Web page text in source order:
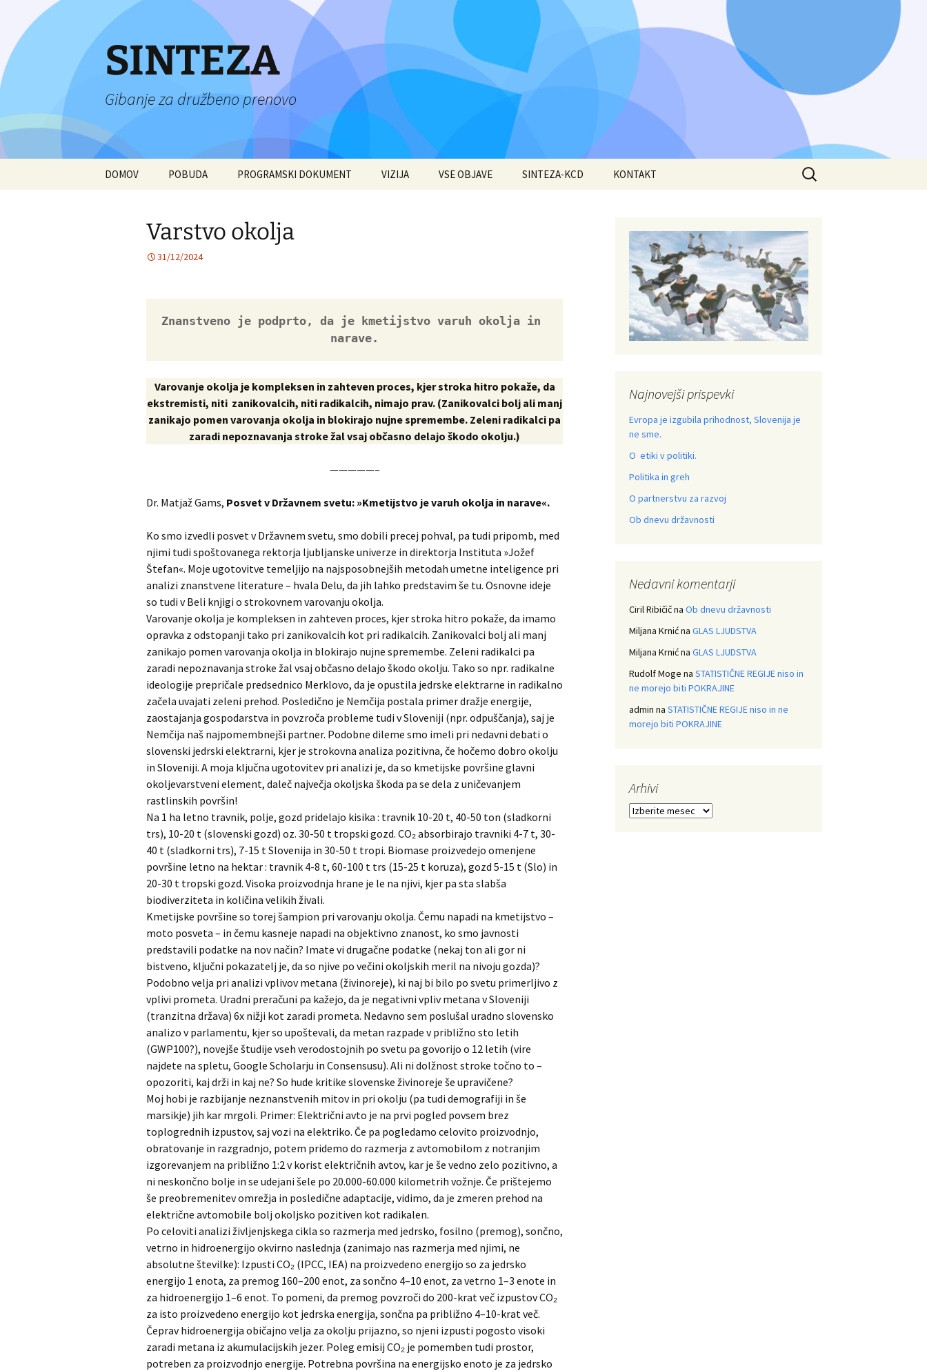
vsebino
SINTEZA
Gibanje za družbeno prenovo
DOMOV POBUDA PROGRAMSKI DOKUMENT VIZIJA VSE OBJAVE SINTEZA-KCD KONTAKT
Išči:
Varstvo okolja
31/12/2024
Znanstveno je podprto, da je kmetijstvo varuh okolja in
narave.
Varovanje okolja je kompleksen in zahteven proces, kjer stroka hitro pokaže, da
ekstremisti, niti zanikovalcih, niti radikalcih, nimajo prav. (Zanikovalci bolj ali manj
zanikajo pomen varovanja okolja in blokirajo nujne spremembe. Zeleni radikalci pa
zaradi nepoznavanja stroke žal vsaj občasno delajo škodo okolju.)
—————–
Dr. Matjaž Gams, Posvet v Državnem svetu: »Kmetijstvo je varuh okolja in narave«.
Ko smo izvedli posvet v Državnem svetu, smo dobili precej pohval, pa tudi pripomb, med
njimi tudi spoštovanega rektorja ljubljanske univerze in direktorja Instituta »Jožef
Štefan«. Moje ugotovitve temeljijo na najsposobnejših metodah umetne inteligence pri
analizi znanstvene literature – hvala Delu, da jih lahko predstavim še tu. Osnovne ideje
so tudi v Beli knjigi o strokovnem varovanju okolja.
Varovanje okolja je kompleksen in zahteven proces, kjer stroka hitro pokaže, da imamo
opravka z odstopanji tako pri zanikovalcih kot pri radikalcih. Zanikovalci bolj ali manj
zanikajo pomen varovanja okolja in blokirajo nujne spremembe. Zeleni radikalci pa
zaradi nepoznavanja stroke žal vsaj občasno delajo škodo okolju. Tako so npr. radikalne
ideologije prepričale predsednico Merklovo, da je opustila jedrske elektrarne in radikalno
začela uvajati zeleni prehod. Posledično je Nemčija postala primer dražje energije,
zaostajanja gospodarstva in povzroča probleme tudi v Sloveniji (npr. odpuščanja), saj je
Nemčija naš najpomembnejši partner. Podobne dileme smo imeli pri nedavni debati o
slovenski jedrski elektrarni, kjer je strokovna analiza pozitivna, če hočemo dobro okolju
in Sloveniji. A moja ključna ugotovitev pri analizi je, da so kmetijske površine glavni
okoljevarstveni element, daleč največja okoljska škoda pa se dela z uničevanjem
rastlinskih površin!
Na 1 ha letno travnik, polje, gozd pridelajo kisika : travnik 10-20 t, 40-50 ton (sladkorni
trs), 10-20 t (slovenski gozd) oz. 30-50 t tropski gozd. CO₂ absorbirajo travniki 4-7 t, 30-
40 t (sladkorni trs), 7-15 t Slovenija in 30-50 t tropi. Biomase proizvedejo omenjene
površine letno na hektar : travnik 4-8 t, 60-100 t trs (15-25 t koruza), gozd 5-15 t (Slo) in
20-30 t tropski gozd. Visoka proizvodnja hrane je le na njivi, kjer pa sta slabša
biodiverziteta in količina velikih živali.
Kmetijske površine so torej šampion pri varovanju okolja. Čemu napadi na kmetijstvo –
moto posveta – in čemu kasneje napadi na objektivno znanost, ko smo javnosti
predstavili podatke na nov način? Imate vi drugačne podatke (nekaj ton ali gor ni
bistveno, ključni pokazatelj je, da so njive po večini okoljskih meril na nivoju gozda)?
Podobno velja pri analizi vplivov metana (živinoreje), ki naj bi bilo po svetu primerljivo z
vplivi prometa. Uradni preračuni pa kažejo, da je negativni vpliv metana v Sloveniji
(tranzitna država) 6x nižji kot zaradi prometa. Nedavno sem poslušal uradno slovensko
analizo v parlamentu, kjer so upoštevali, da metan razpade v približno sto letih
(GWP100?), novejše študije vseh verodostojnih po svetu pa govorijo o 12 letih (vire
najdete na spletu, Google Scholarju in Consensusu). Ali ni dolžnost stroke točno to –
opozoriti, kaj drži in kaj ne? So hude kritike slovenske živinoreje še upravičene?
Moj hobi je razbijanje neznanstvenih mitov in pri okolju (pa tudi demografiji in še
marsikje) jih kar mrgoli. Primer: Električni avto je na prvi pogled povsem brez
toplogrednih izpustov, saj vozi na elektriko. Če pa pogledamo celovito proizvodnjo,
obratovanje in razgradnjo, potem pridemo do razmerja z avtomobilom z notranjim
izgorevanjem na približno 1:2 v korist električnih avtov, kar je še vedno zelo pozitivno, a
ni neskončno bolje in se udejani šele po 20.000-60.000 kilometrih vožnje. Če prištejemo
še preobremenitev omrežja in posledične adaptacije, vidimo, da je zmeren prehod na
električne avtomobile bolj okoljsko pozitiven kot radikalen.
Po celoviti analizi življenjskega cikla so razmerja med jedrsko, fosilno (premog), sončno,
vetrno in hidroenergijo okvirno naslednja (zanimajo nas razmerja med njimi, ne
absolutne številke): Izpusti CO₂ (IPCC, IEA) na proizvedeno energijo so za jedrsko
energijo 1 enota, za premog 160–200 enot, za sončno 4–10 enot, za vetrno 1–3 enote in
za hidroenergijo 1–6 enot. To pomeni, da premog povzroči do 200-krat več izpustov CO₂
za isto proizvedeno energijo kot jedrska energija, sončna pa približno 4–10-krat več.
Čeprav hidroenergija običajno velja za okolju prijazno, so njeni izpusti pogosto visoki
zaradi metana iz akumulacijskih jezer. Poleg emisij CO₂ je pomemben tudi prostor,
potreben za proizvodnjo energije. Potrebna površina na energijsko enoto je za jedrsko
Najnovejši prispevki
Evropa je izgubila prihodnost, Slovenija je
ne sme.
O etiki v politiki.
Politika in greh
O partnerstvu za razvoj
Ob dnevu državnosti
Nedavni komentarji
Ciril Ribičična Ob dnevu državnosti
Miljana Krnićna GLAS LJUDSTVA
Miljana Krnićna GLAS LJUDSTVA
Rudolf Moge na STATISTIČNE REGIJE niso in
ne morejo biti POKRAJINE
admin na STATISTIČNE REGIJE niso in ne
morejo biti POKRAJINE
Arhivi
Arhivi